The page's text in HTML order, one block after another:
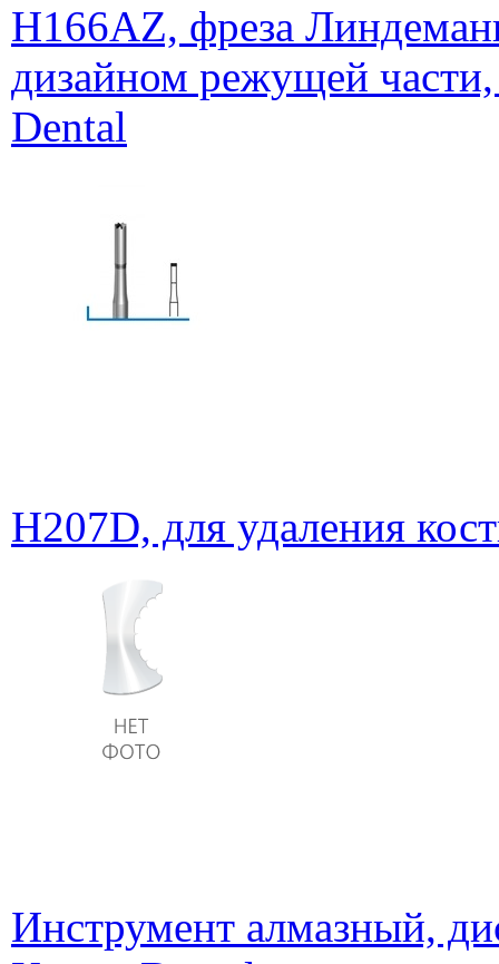
H166AZ, фреза
дизайном режущей
Dental
H207D, для удаления
Инструмент алмазный,